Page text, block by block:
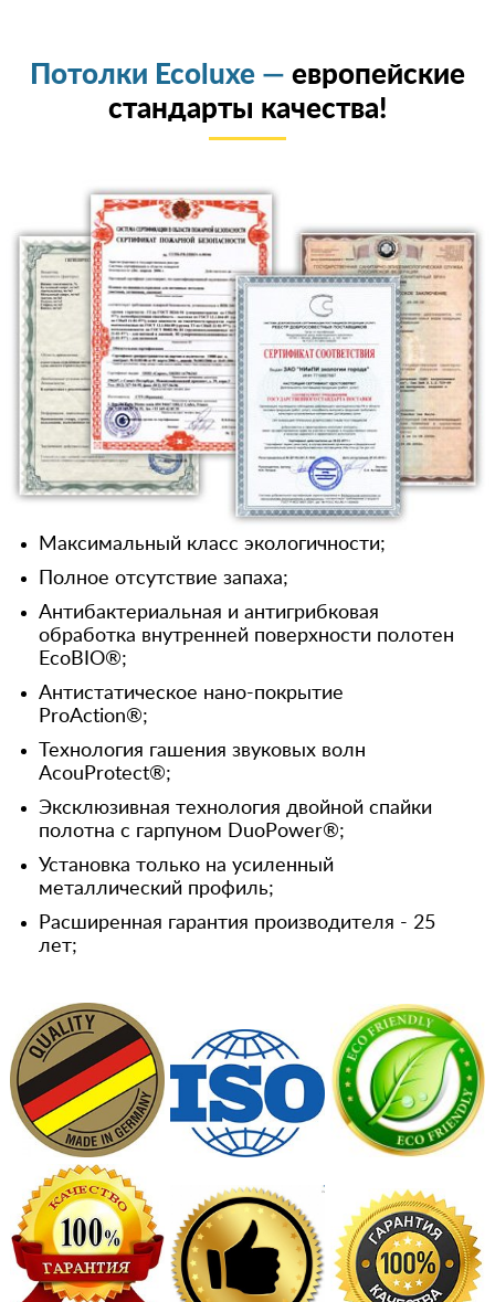
Потолки Ecoluxe — европейские
стандарты качества!
Максимальный класс экологичности;
Полное отсутствие запаха;
Антибактериальная и антигрибковая
обработка внутренней поверхности полотен
EcoBIO®;
Антистатическое нано-покрытие
ProAction®;
Технология гашения звуковых волн
AcouProtect®;
Эксклюзивная технология двойной спайки
полотна с гарпуном DuoPower®;
Установка только на усиленный
металлический профиль;
Расширенная гарантия производителя - 25
лет;